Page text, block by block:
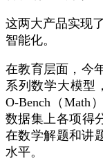
这两大产品实现
智能化。
在教育层面，今
系列数学大模型
O-Bench（Math
数据集上各项得
在数学解题和讲
水平。